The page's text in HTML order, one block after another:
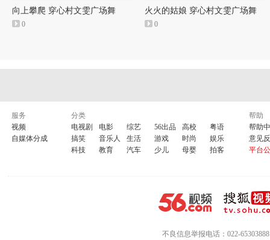
向上攀爬 穿心村文雯广场舞
0
火火的姑娘 穿心村文雯广场舞
0
服务
视频
自媒体分成
分类
电视剧
电影 综艺 56出品 高校
粤语
搞笑
音乐人 生活 游戏 时尚
娱乐
科技
教育 汽车 少儿 母婴 拍客
帮助
帮助
意见
平台
不良信息举报电话：022-65303888